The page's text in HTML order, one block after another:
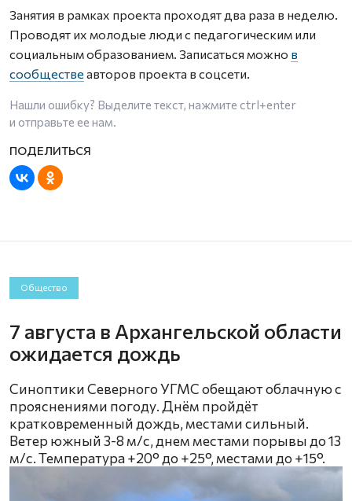
Занятия в рамках проекта проходят два раза в неделю.
Проводят их молодые люди с педагогическим или
социальным образованием. Записаться можно в
сообществе авторов проекта в соцсети.
Нашли ошибку? Выделите текст, нажмите ctrl+enter
и отправьте ее нам.
Общество
7 августа в Архангельской области
ожидается дождь
Синоптики Северного УГМС обещают облачную с
прояснениями погоду. Днём пройдёт
кратковременный дождь, местами сильный.
Ветер южный 3-8 м/с, днем местами порывы до 13
м/с. Температура +20° до +25°, местами до +15°.